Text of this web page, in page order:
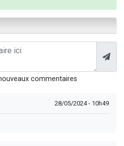
commentaires
28/05/2024 - 10h49